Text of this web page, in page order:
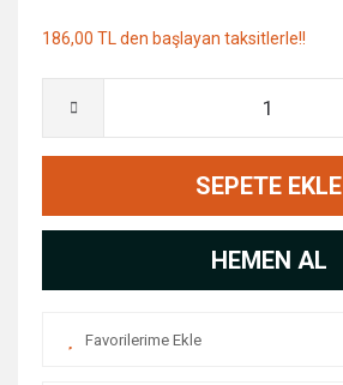
186,00 TL den başlayan taksitlerle!!
SEPETE EKLE
HEMEN AL